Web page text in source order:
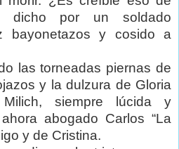
dicho por un soldado
bayonetazos y cosido a
las torneadas piernas de
y la dulzura de Gloria
siempre lúcida y
abogado Carlos “La
y de Cristina.